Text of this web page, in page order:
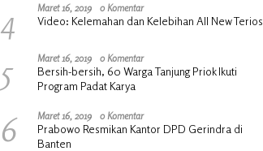
4 Maret 16, 2019 0 Komentar
Video: Kelemahan dan Kelebihan All New Terios
5 Maret 16, 2019 0 Komentar
Bersih-bersih, 60 Warga Tanjung Priok Ikuti
Program Padat Karya
6 Maret 16, 2019 0 Komentar
Prabowo Resmikan Kantor DPD Gerindra di
Banten